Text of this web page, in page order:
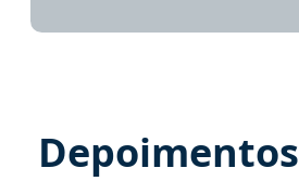
Depoimentos